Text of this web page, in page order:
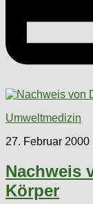
Umweltmedizin
27. Februar 2000
Nachweis
Körper